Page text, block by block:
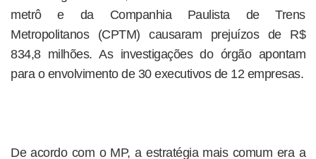
metrô e da Companhia Paulista de Trens
Metropolitanos (CPTM) causaram prejuízos de R$
834,8 milhões. As investigações do órgão apontam
para o envolvimento de 30 executivos de 12 empresas.
De acordo com o MP, a estratégia mais comum era a